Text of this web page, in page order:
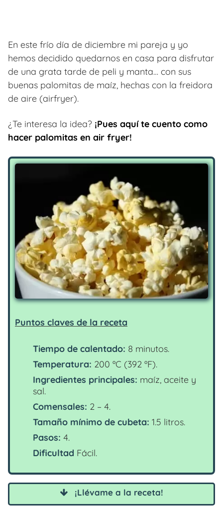
En este frío día de diciembre mi pareja y yo
hemos decidido quedarnos en casa para disfrutar
de una grata tarde de peli y manta… con sus
buenas palomitas de maíz, hechas con la freidora
de aire (airfryer).
¿Te interesa la idea? ¡Pues aquí te cuento como
hacer palomitas en air fryer!
Puntos claves de la receta
Tiempo de calentado: 8 minutos.
Temperatura: 200 ºC (392 ºF).
Ingredientes principales: maíz, aceite y
sal.
Comensales: 2 – 4.
Tamaño mínimo de cubeta: 1.5 litros.
Pasos: 4.
Dificultad Fácil.
¡Llévame a la receta!